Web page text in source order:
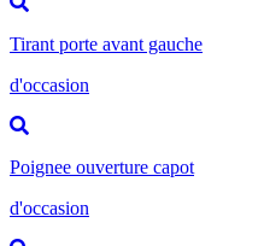
Tirant porte avant gauche
d'occasion
Poignee ouverture capot
d'occasion